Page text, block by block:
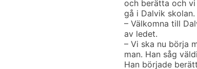
och berätta och
gå i Dalvik skolan.
– Välkomna till
av ledet.
– Vi ska nu börja
man. Han såg
Han började